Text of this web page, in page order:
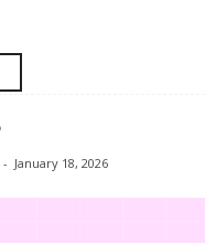
- January 18, 2026